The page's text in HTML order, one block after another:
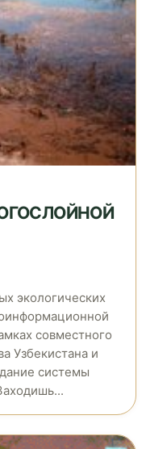
экологических
совместного
Узбекистана и
системы